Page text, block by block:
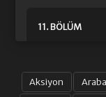
11. BÖLÜM
Aksiyon